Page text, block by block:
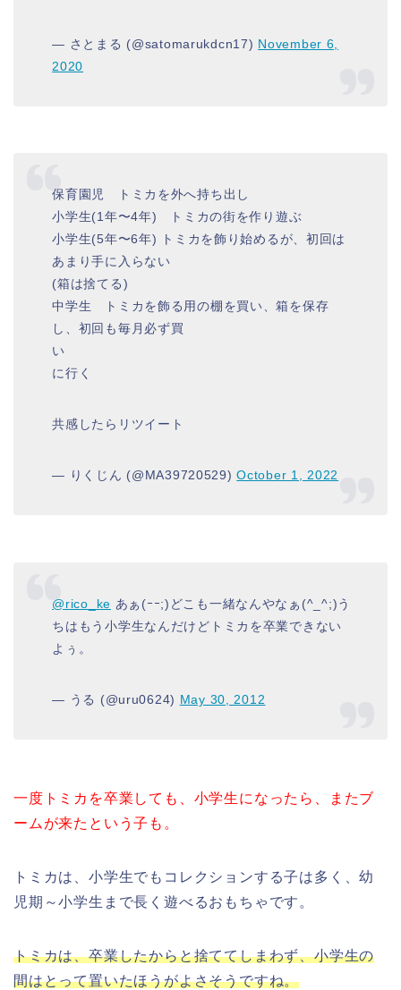
— さとまる (@satomarukdcn17) November 6,
2020
保育園児 トミカを外へ持ち出し
小学生(1年〜4年) トミカの街を作り遊ぶ
小学生(5年〜6年) トミカを飾り始めるが、初回は
あまり手に入らない
(箱は捨てる)
中学生 トミカを飾る用の棚を買い、箱を保存
し、初回も毎月必ず買
い
に行く
共感したらリツイート
— りくじん (@MA39720529)October 1, 2022
@rico_ke あぁ(ｰｰ;)どこも一緒なんやなぁ(^_^;)う
ちはもう小学生なんだけどトミカを卒業できない
よぅ。
— うる (@uru0624) May 30, 2012
一度トミカを卒業しても、小学生になったら、またブ
ームが来たという子も。
トミカは、小学生でもコレクションする子は多く、幼
児期～小学生まで長く遊べるおもちゃです。
トミカは、卒業したからと捨ててしまわず、小学生の
間はとって置いたほうがよさそうですね。